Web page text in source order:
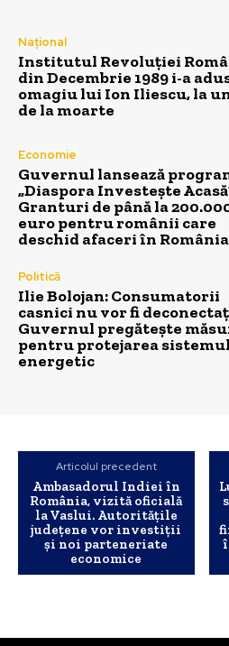
Național
Institutul Revoluției
din Decembrie 1989 i-a
omagiu lui Ion Iliescu, la
de la moarte
Economie
Guvernul lansează
„Diaspora Investește
Granturi de până la
euro pentru românii care
deschid afaceri în România
Politică
Ilie Bolojan: Consumatorii
casnici nu vor fi
Guvernul pregătește
pentru protejarea
energetic
Articolul precedent
Ambasadorul Indiei în
România, vizită oficială
la Vaslui. Autoritățile
județene vor investiții
și noi parteneriate
economice